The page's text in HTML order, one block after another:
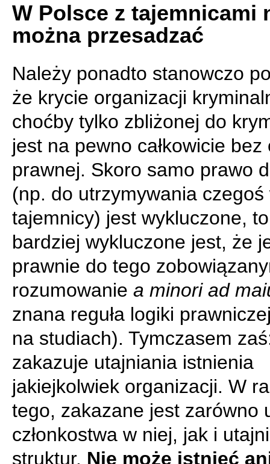
W Polsce z tajemnicami
można przesadzać
Należy ponadto stanowczo
że krycie organizacji
choćby tylko zbliżonej do
jest na pewno całkowicie bez
prawnej. Skoro samo prawo
(np. do utrzymywania czegoś
tajemnicy) jest wykluczone,
bardziej wykluczone jest, że
prawnie do tego
rozumowanie a minori ad
znana reguła logiki
na studiach). Tymczasem
zakazuje utajniania istnienia
jakiejkolwiek organizacji. W
tego, zakazane jest zarówno
członkostwa w niej, jak i
struktur. Nie może istnieć